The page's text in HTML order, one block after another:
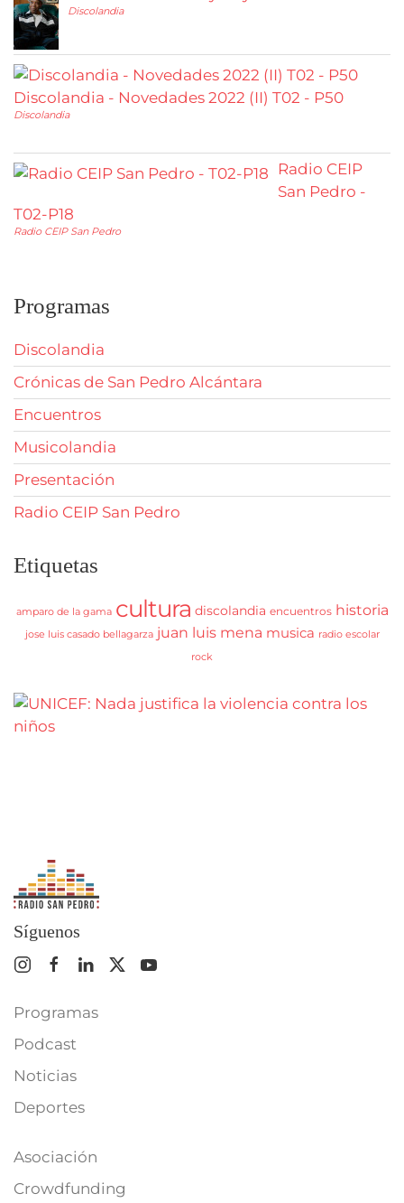
Discolandia
Discolandia - Novedades 2022 (II) T02 - P50
Discolandia
Radio CEIP
San Pedro -
T02-P18
Radio CEIP San Pedro
Programas
Discolandia
Crónicas de San Pedro Alcántara
Encuentros
Musicolandia
Presentación
Radio CEIP San Pedro
Etiquetas
amparo de la gama cultura discolandia encuentros historia
jose luis casado bellagarza juan luis mena musica radio escolar
rock
Síguenos
Programas
Podcast
Noticias
Deportes
Asociación
Crowdfunding